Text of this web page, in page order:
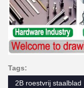
Tags:
2B roestvrij staalblad